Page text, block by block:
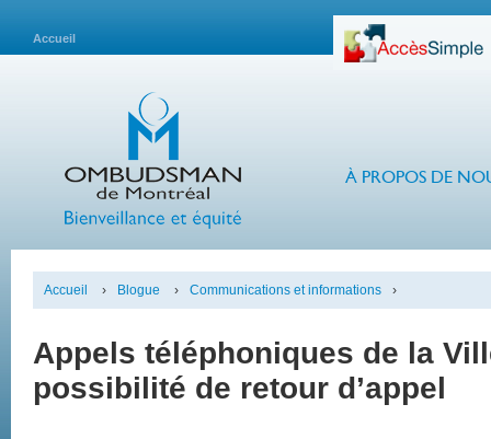
Accueil
À PROPOS DE
Accueil › Blogue › Communications et informations ›
Appels téléphoniques de la
possibilité de retour d’appel